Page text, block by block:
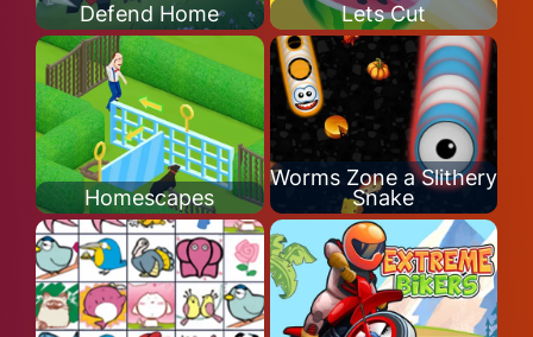
Defend Home Lets Cut
Homescapes
Worms Zone a Slithery
Snake